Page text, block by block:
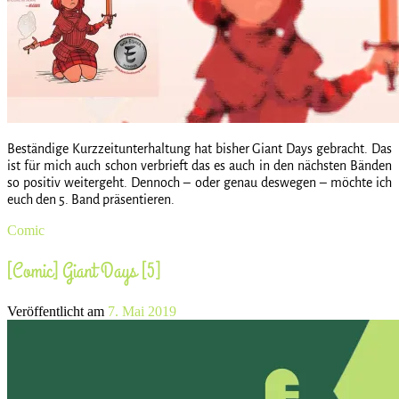
Beständige Kurzzeitunterhaltung hat bisher Giant Days gebracht. Das
ist für mich auch schon verbrieft das es auch in den nächsten Bänden
so positiv weitergeht. Dennoch – oder genau deswegen – möchte ich
euch den 5. Band präsentieren.
Comic
[Comic] Giant Days [5]
Veröffentlicht am 7. Mai 2019